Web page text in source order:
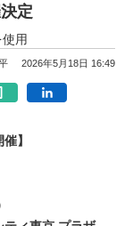
定
用
2026年5月18日 16:49
】